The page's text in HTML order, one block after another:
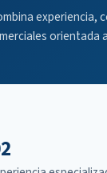
experiencia,
orientada